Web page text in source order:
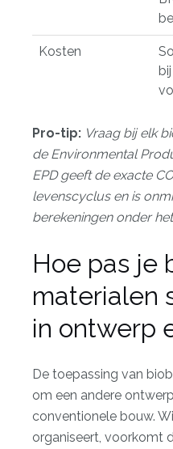
Kosten
Pro-tip: Vraag bij elk
de Environmental
EPD geeft de exacte
levenscyclus en is
berekeningen onder
Hoe pas je
materialen
in ontwerp
De toepassing van
om een andere
conventionele bouw.
organiseert, voorkomt